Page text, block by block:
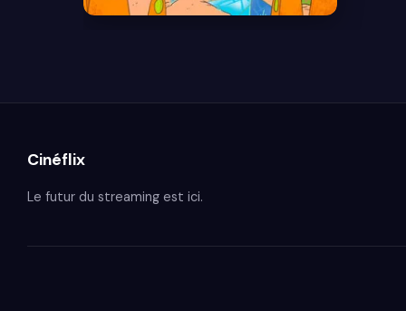
Cinéflix
Le futur du streaming est ici.